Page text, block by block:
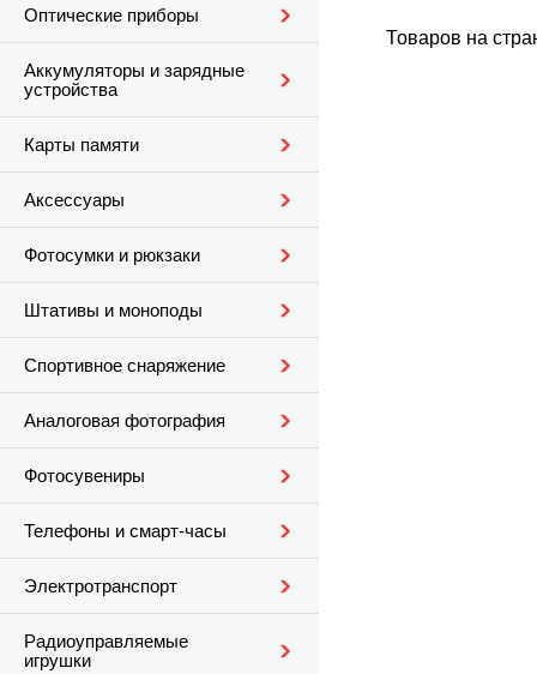
Оптические приборы
Аккумуляторы и зарядные
устройства
Карты памяти
Аксессуары
Фотосумки и рюкзаки
Штативы и моноподы
Спортивное снаряжение
Аналоговая фотография
Фотосувениры
Телефоны и смарт-часы
Электротранспорт
Радиоуправляемые
игрушки
Товаров на